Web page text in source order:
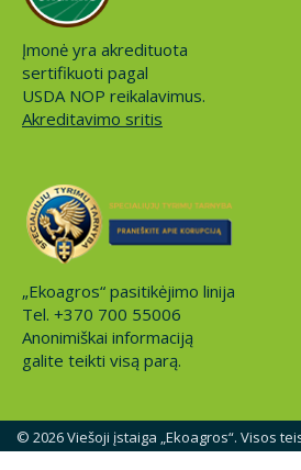
Įmonė yra akredituota
sertifikuoti pagal
USDA NOP reikalavimus.
Akreditavimo sritis
„Ekoagros“ pasitikėjimo linija
Tel. +370 700 55006
Anonimiškai informaciją
galite teikti visą parą.
© 2026 Viešoji įstaiga „Ekoagros“. Visos